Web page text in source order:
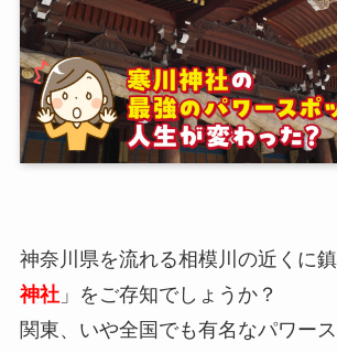
神奈川県を流れる相模川の近くに鎮
神社」をご存知でしょうか？
関東、いや全国でも有名なパワー